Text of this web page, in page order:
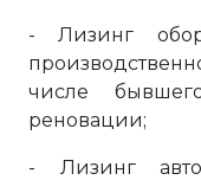
- Лизинг
числе
реновации;
- Лизинг